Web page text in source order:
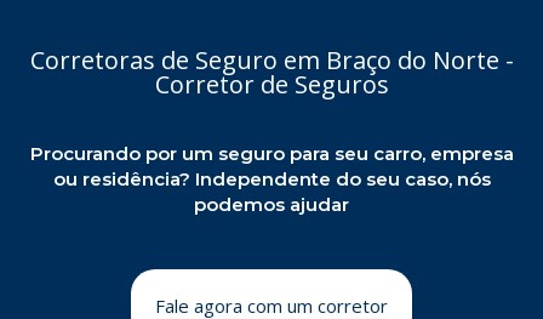
Corretoras de Seguro em Braço do Norte -
Corretor de Seguros
Procurando por um seguro para seu carro, empresa
ou residência? Independente do seu caso, nós
podemos ajudar
Fale agora com um corretor